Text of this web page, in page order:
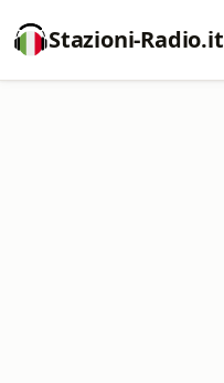
Stazioni-Radio.it